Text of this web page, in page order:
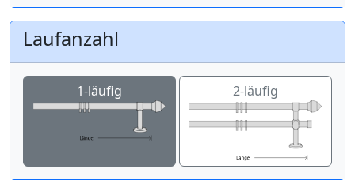
Laufanzahl
1-läufig 2-läufig